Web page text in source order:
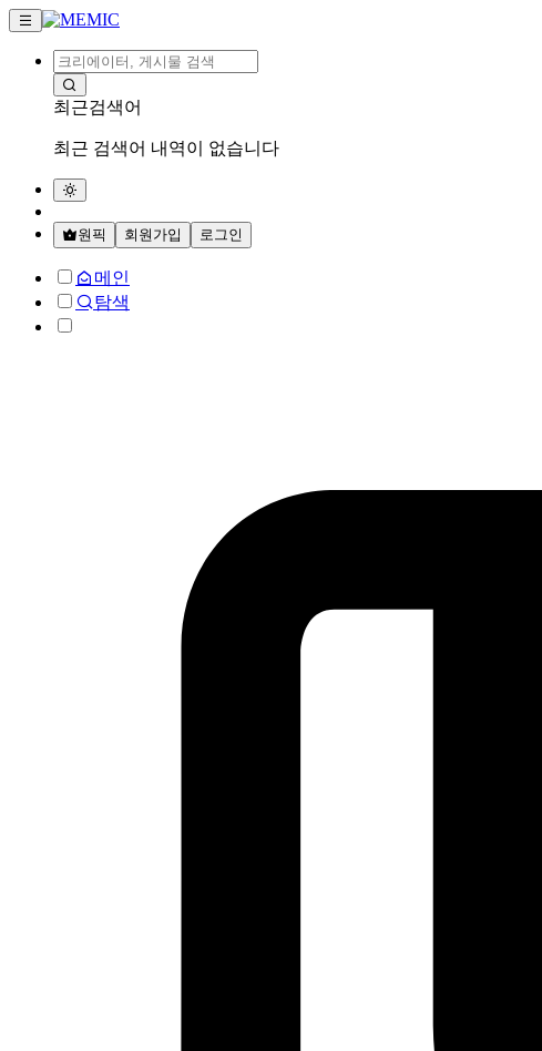
최근검색어
최근 검색어 내역이 없습니다
원픽 회원가입 로그인
메인
탐색